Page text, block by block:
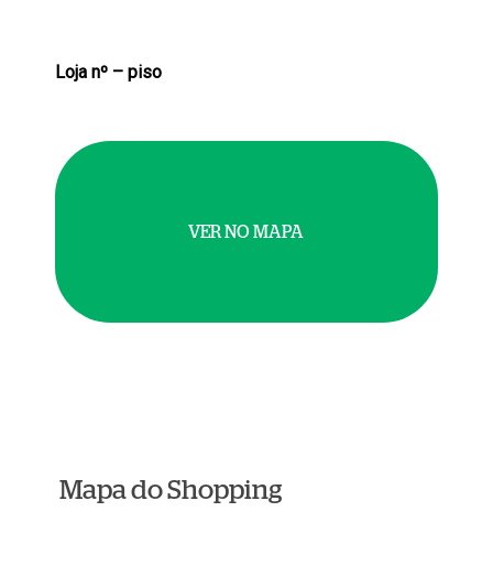
Loja nº – piso
VER NO MAPA
Mapa do Shopping